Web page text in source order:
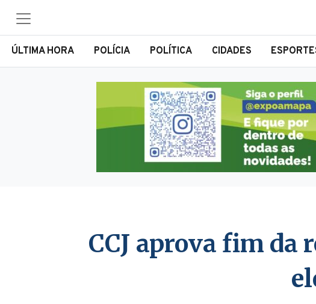
ÚLTIMA HORA POLÍCIA POLÍTICA CIDADES
CCJ aprova fim da